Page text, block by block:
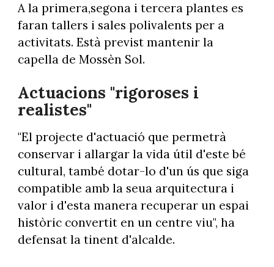
A la primera,segona i tercera plantes es
faran tallers i sales polivalents per a
activitats. Està previst mantenir la
capella de Mossèn Sol.
Actuacions "rigoroses i
realistes"
"El projecte d'actuació que permetrà
conservar i allargar la vida útil d'este bé
cultural, també dotar-lo d'un ús que siga
compatible amb la seua arquitectura i
valor i d'esta manera recuperar un espai
històric convertit en un centre viu", ha
defensat la tinent d'alcalde.